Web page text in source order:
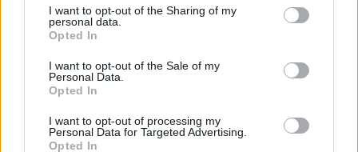
not limited to your visit or usage behaviour. You may click to
grant or deny consent to Google and its third-party tags to
use your data for below specified purposes in below Google
consent section.
I want to opt-out of the Sharing of my
personal data.
Opted In
I want to opt-out of the Sale of my
Personal Data.
Opted In
I want to opt-out of processing my
Personal Data for Targeted Advertising.
Opted In
Στη συνέχεια επισκέπτονται την Γκραν Βία, τον
παράσταση φλαμένκο ταμπλάο και μένουν